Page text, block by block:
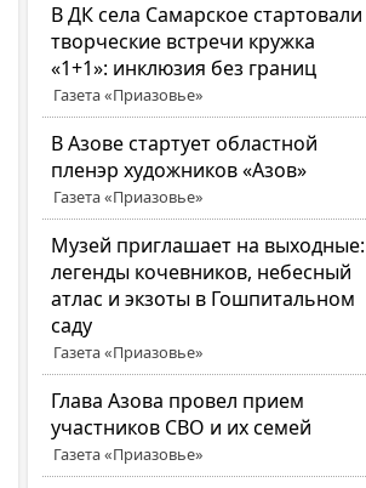
В ДК села Самарское стартовали
творческие встречи кружка
«1+1»: инклюзия без границ
Газета «Приазовье»
В Азове стартует областной
пленэр художников «Азов»
Газета «Приазовье»
Музей приглашает на выходные:
легенды кочевников, небесный
атлас и экзоты в Гошпитальном
саду
Газета «Приазовье»
Глава Азова провел прием
участников СВО и их семей
Газета «Приазовье»